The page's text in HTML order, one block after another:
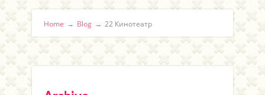
Home → Blog → 22 Кинотеатр